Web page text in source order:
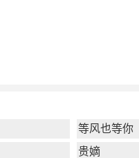
等风也等你
贵嫡